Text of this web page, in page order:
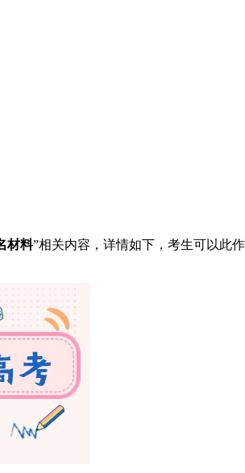
材料”相关内容，详情如下，考生可以此作